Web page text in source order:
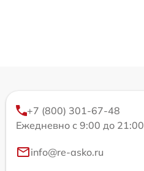
+7 (800) 301-67-48
Ежедневно с 9:00 до 21:00
info@re-asko.ru